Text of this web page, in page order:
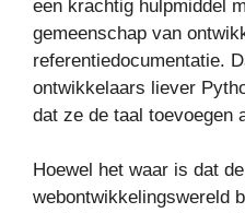
een krachtig hulpmiddel
gemeenschap van
referentiedocumentatie.
ontwikkelaars liever
dat ze de taal toevoegen
Hoewel het waar is dat
webontwikkelingswereld